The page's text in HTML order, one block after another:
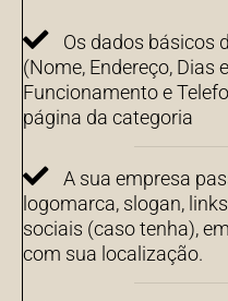
Os dados básicos
(Nome, Endereço, Dias
Funcionamento e
página da categoria
A sua empresa
logomarca, slogan,
sociais (caso tenha),
com sua localização.